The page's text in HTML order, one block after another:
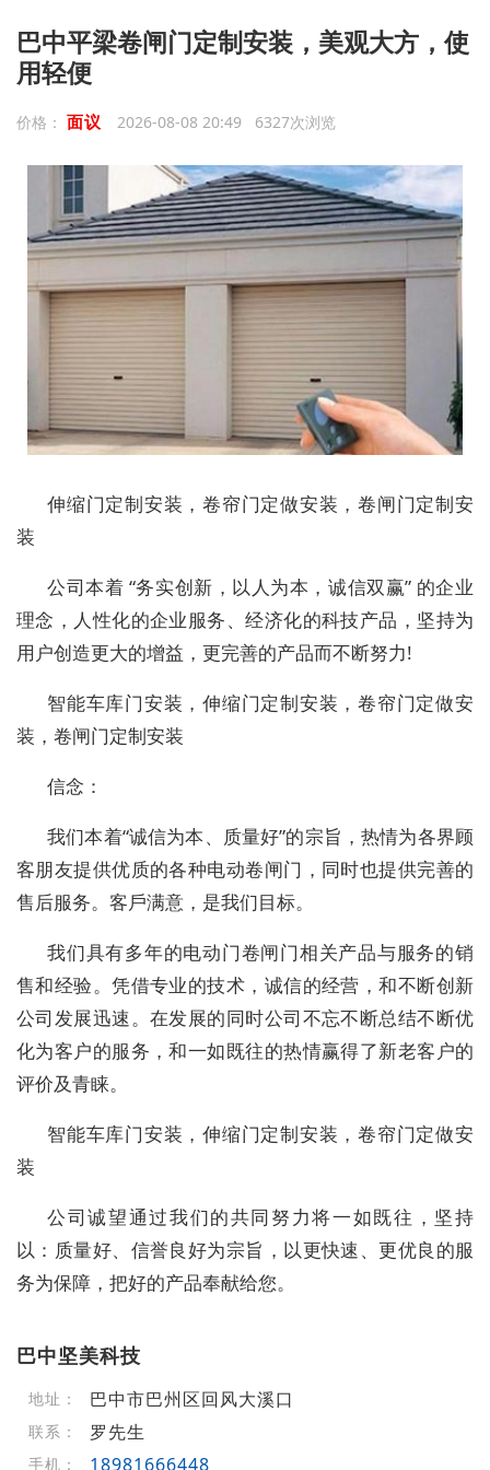
巴中平梁卷闸门定制安装，美观大方，使
用轻便
价格： 面议 2026-08-08 20:49 6327次浏览
伸缩门定制安装，卷帘门定做安装，卷闸门定制安
装
公司本着 “务实创新，以人为本，诚信双赢” 的企业
理念，人性化的企业服务、经济化的科技产品，坚持为
用户创造更大的增益，更完善的产品而不断努力!
智能车库门安装，伸缩门定制安装，卷帘门定做安
装，卷闸门定制安装
信念：
我们本着“诚信为本、质量好”的宗旨，热情为各界顾
客朋友提供优质的各种电动卷闸门，同时也提供完善的
售后服务。客戶满意，是我们目标。
我们具有多年的电动门卷闸门相关产品与服务的销
售和经验。凭借专业的技术，诚信的经营，和不断创新
公司发展迅速。在发展的同时公司不忘不断总结不断优
化为客户的服务，和一如既往的热情赢得了新老客户的
评价及青睐。
智能车库门安装，伸缩门定制安装，卷帘门定做安
装
公司诚望通过我们的共同努力将一如既往，坚持
以：质量好、信誉良好为宗旨，以更快速、更优良的服
务为保障，把好的产品奉献给您。
巴中坚美科技
地址： 巴中市巴州区回风大溪口
联系： 罗先生
手机： 18981666448